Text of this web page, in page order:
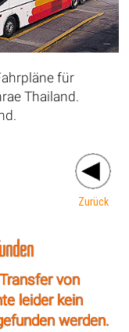
für
Thailand.
Zurück
von
leider kein
werden.